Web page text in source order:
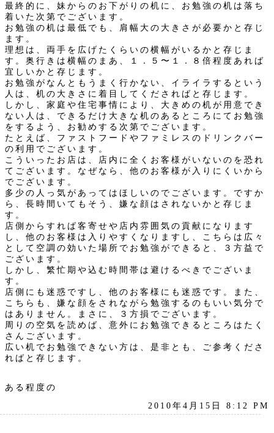
最終的に、妹からのお下がりの机に、お勉強の机は落ち
着いた次第でございます。
お勉強の机は最低でも、肩幅大の大きさが必要かと存じ
ます。
理想は、両手を広げたくらいの横幅がいるかと存じま
す。奥行きは横幅のまあ、１．５〜１．８倍程度あれば
宜しいかと存じます。
お勉強がなんともうまく行かない、イライラするという
人は、机の大きさに着目してくださればと存じます。
しかし、家庭や住宅事情により、大きめの机が用意でき
ない人は、できるだけ大きな机のあるところにてお勉強
をするよう、お勧めする次第でございます。
たとえば、ファストフードやファミレスのドリンクバー
の利用でございます。
こういったお店は、店内に全くお客様がいないのを恐れ
てございます。なぜなら、他のお客様が入りにくいから
でございます。
多少の人っ気があってはほしいのでございます。ですか
ら、長時間いてもそう、嫌な顔はされないかと存じま
す。
店側からすれば客寄せや店内雰囲気の貢献になります
し、他のお客様は入りやすくなりますし、こちらは広々
として空調の効いた場所でお勉強ができると、３方益で
ございます。
しかし、繁忙期や込む時間帯は避けるべきでございま
す。
店側にも迷惑ですし、他のお客様にも迷惑です。また、
こちらも、嫌な顔をされながら勉強するのもいい気分で
はありません。まさに、３方損でございます。
周りの空気を読めば、意外にお勉強できるところはたく
さんございます。
広い机でお勉強できない方は、是非とも、ご参考くださ
ればと存じます。
ある程度の
2010年4月15日 8:12 PM